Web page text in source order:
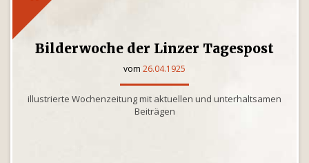
Bilderwoche der Linzer Tagespost
vom 26.04.1925
illustrierte Wochenzeitung mit aktuellen und unterhaltsamen
Beiträgen